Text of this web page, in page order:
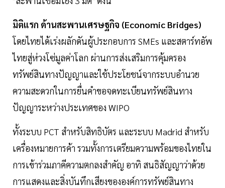
มิติแรก ด้านสะพานเศรษฐกิจ (Economic Bridges)
โดยไทยได้เร่งผลักดันผู้ประกอบการ SMEs และสตาร์ทอัพ
ไทยสู่ห่วงโซ่มูลค่าโลก ผ่านการส่งเสริมการคุ้มครอง
ทรัพย์สินทางปัญญาและใช้ประโยชน์จากระบบอำนวย
ความสะดวกในการยื่นคำขอจดทะเบียนทรัพย์สินทาง
ปัญญาระหว่างประเทศของ WIPO
ทั้งระบบ PCT สำหรับสิทธิบัตร และระบบ Madrid สำหรับ
เครื่องหมายการค้า รวมทั้งการเตรียมความพร้อมของไทยใน
การเข้าร่วมภาคีความตกลงสำคัญ อาทิ สนธิสัญญาว่าด้วย
การแสดงและสิ่งบันทึกเสียงขององค์การทรัพย์สินทาง